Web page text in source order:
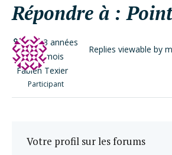
Répondre à :
il y a 3 années
et 2 mois
Fabien Texier
Participant
Replies viewable by
Votre profil sur les forums